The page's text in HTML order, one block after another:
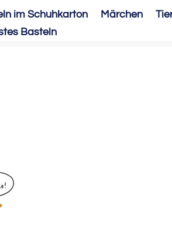
im Schuhkarton Märchen
Basteln